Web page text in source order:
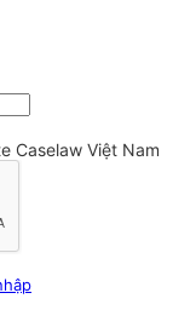
Caselaw Việt Nam